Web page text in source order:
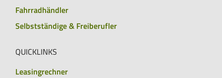
Fahrradhändler
Selbstständige & Freiberufler
QUICKLINKS
Leasingrechner